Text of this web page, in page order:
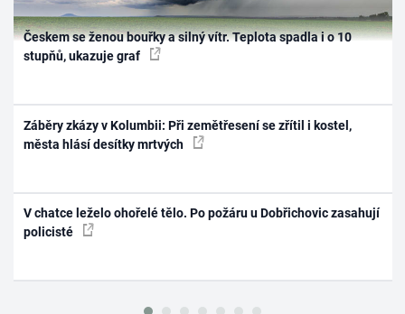
Českem se ženou bouřky a silný vítr. Teplota spadla i o 10
stupňů, ukazuje graf
Záběry zkázy v Kolumbii: Při zemětřesení se zřítil i kostel,
města hlásí desítky mrtvých
V chatce leželo ohořelé tělo. Po požáru u Dobřichovic zasahují
policisté